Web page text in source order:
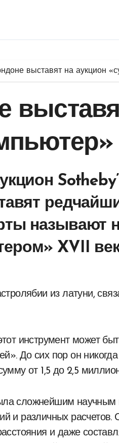
выставят на аукцион
называют
XVII
инструмент может
До сих пор он
от 1,5 до 2,5
сложнейшим научным
и различных
и даже